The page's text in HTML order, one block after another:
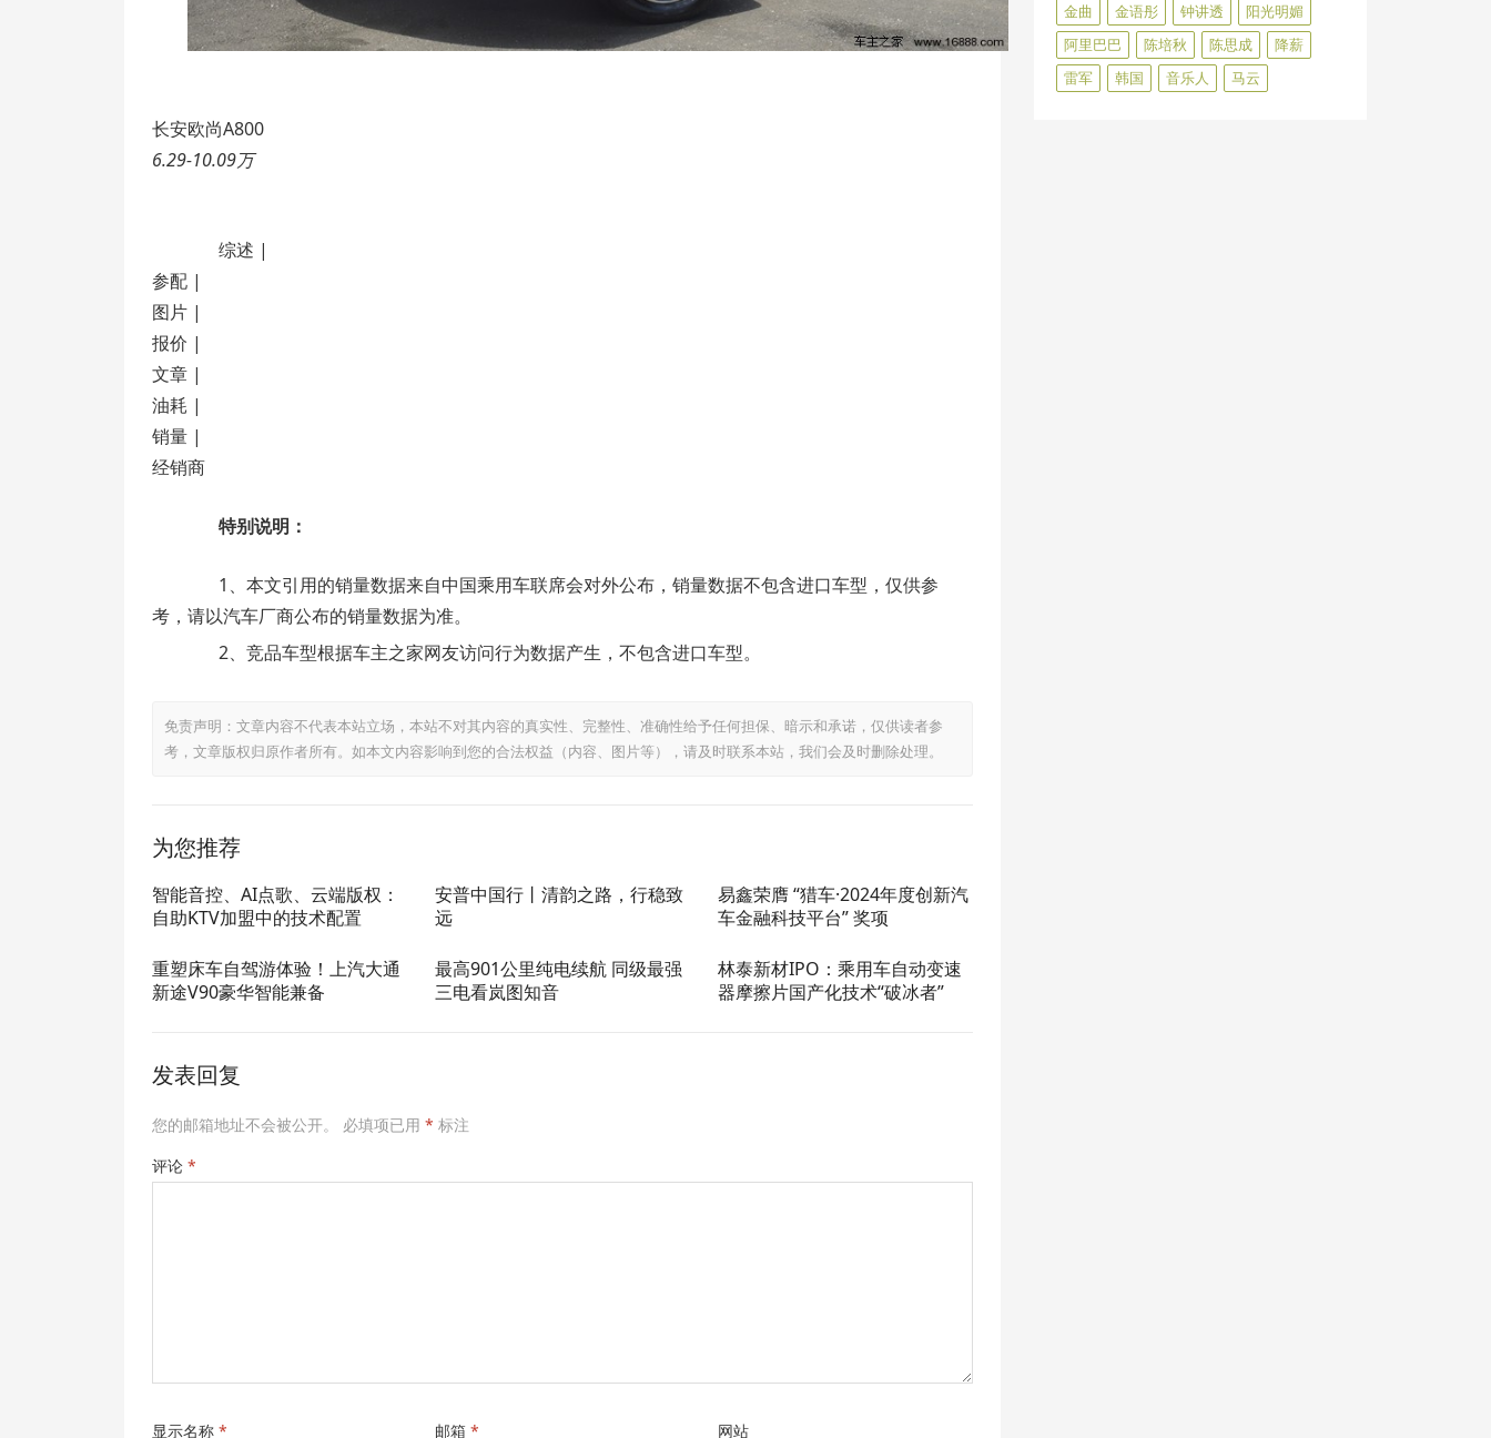
长安欧尚A800
6.29-10.09万
综述 |
参配 |
图片 |
报价 |
文章 |
油耗 |
销量 |
经销商
特别说明：
1、本文引用的销量数据来自中国乘用车联席会对外公布，销量数据不包含进口车型，仅供参
考，请以汽车厂商公布的销量数据为准。
2、竞品车型根据车主之家网友访问行为数据产生，不包含进口车型。
免责声明：文章内容不代表本站立场，本站不对其内容的真实性、完整性、准确性给予任何担保、暗示和承诺，仅供读者参
考，文章版权归原作者所有。如本文内容影响到您的合法权益（内容、图片等），请及时联系本站，我们会及时删除处理。
为您推荐
智能音控、AI点歌、云端版权：
自助KTV加盟中的技术配置
安普中国行丨清韵之路，行稳致
远
易鑫荣膺 “猎车·2024年度创新汽
车金融科技平台” 奖项
重塑床车自驾游体验！上汽大通
新途V90豪华智能兼备
最高901公里纯电续航 同级最强
三电看岚图知音
林泰新材IPO：乘用车自动变速
器摩擦片国产化技术“破冰者”
发表回复
您的邮箱地址不会被公开。 必填项已用 * 标注
评论 *
显示名称 * 邮箱 * 网站
金曲 金语彤 钟讲透
阳光明媚
阿里巴巴
陈培秋 陈思成
降薪
雷军
韩国 音乐人 马云